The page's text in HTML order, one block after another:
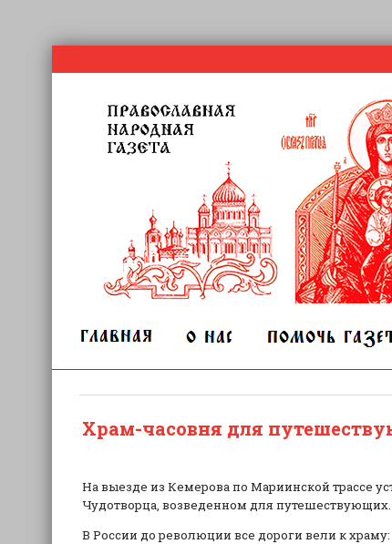
Храм-часовня для
На выезде из Кемерова по Мариинской трассе
Чудотворца, возведенном для путешествующих.
В России до революции все дороги вели к